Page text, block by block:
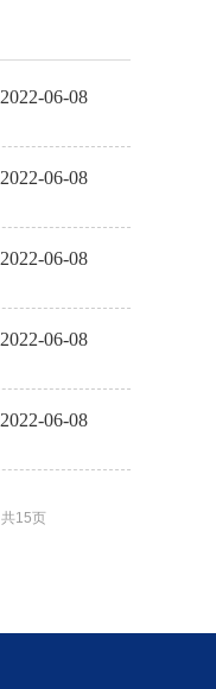
2022-06-08
2022-06-08
2022-06-08
2022-06-08
2022-06-08
共15页